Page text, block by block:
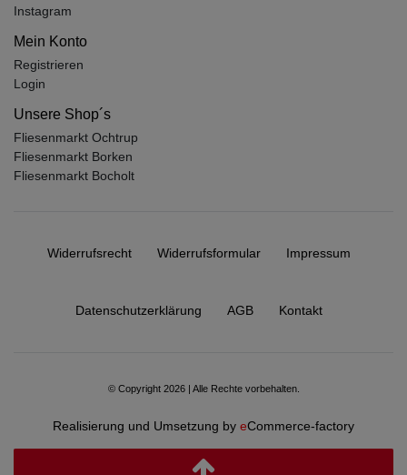
Instagram
Mein Konto
Registrieren
Login
Unsere Shop´s
Fliesenmarkt Ochtrup
Fliesenmarkt Borken
Fliesenmarkt Bocholt
Widerrufs­recht Widerrufs­formular Impressum
Daten­schutz­erklärung AGB Kontakt
© Copyright 2026 | Alle Rechte vorbehalten.
Realisierung und Umsetzung by eCommerce-factory